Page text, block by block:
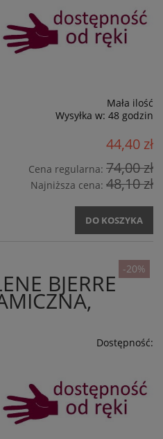
Mała ilość
Wysyłka w: 48 godzin
44,40 zł
Cena regularna: 74,00 zł
Najniższa cena: 48,10 zł
DO KOSZYKA
BJERRE
Dostępność:
-20%